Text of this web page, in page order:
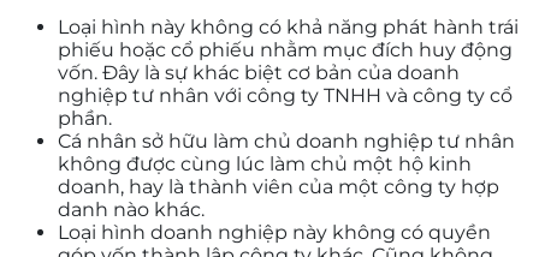
Loại hình này không có khả năng phát hành trái
phiếu hoặc cổ phiếu nhằm mục đích huy động
vốn. Đây là sự khác biệt cơ bản của doanh
nghiệp tư nhân với công ty TNHH và công ty cổ
phần.
Cá nhân sở hữu làm chủ doanh nghiệp tư nhân
không được cùng lúc làm chủ một hộ kinh
doanh, hay là thành viên của một công ty hợp
danh nào khác.
Loại hình doanh nghiệp này không có quyền